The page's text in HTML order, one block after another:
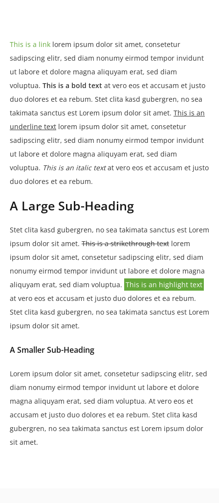
This is a link lorem ipsum dolor sit amet, consetetur
sadipscing elitr, sed diam nonumy eirmod tempor invidunt
ut labore et dolore magna aliquyam erat, sed diam
voluptua. This is a bold text at vero eos et accusam et justo
duo dolores et ea rebum. Stet clita kasd gubergren, no sea
takimata sanctus est Lorem ipsum dolor sit amet. This is an
underline text lorem ipsum dolor sit amet, consetetur
sadipscing elitr, sed diam nonumy eirmod tempor invidunt
ut labore et dolore magna aliquyam erat, sed diam
voluptua. This is an italic textat vero eos et accusam et justo
duo dolores et ea rebum.
A Large Sub-Heading
Stet clita kasd gubergren, no sea takimata sanctus est Lorem
ipsum dolor sit amet. This is a strikethrough text lorem
ipsum dolor sit amet, consetetur sadipscing elitr, sed diam
nonumy eirmod tempor invidunt ut labore et dolore magna
aliquyam erat, sed diam voluptua. This is an highlight text
at vero eos et accusam et justo duo dolores et ea rebum.
Stet clita kasd gubergren, no sea takimata sanctus est Lorem
ipsum dolor sit amet.
A Smaller Sub-Heading
Lorem ipsum dolor sit amet, consetetur sadipscing elitr, sed
diam nonumy eirmod tempor invidunt ut labore et dolore
magna aliquyam erat, sed diam voluptua. At vero eos et
accusam et justo duo dolores et ea rebum. Stet clita kasd
gubergren, no sea takimata sanctus est Lorem ipsum dolor
sit amet.